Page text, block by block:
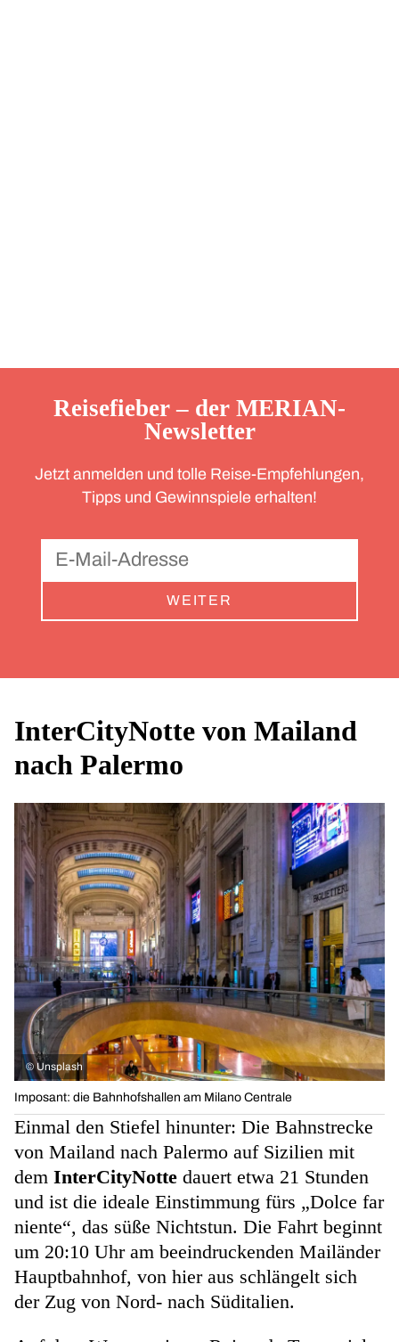
Reisefieber – der MERIAN-
Newsletter
Jetzt anmelden und tolle Reise-Empfehlungen,
Tipps und Gewinnspiele erhalten!
WEITER
InterCityNotte von Mailand
nach Palermo
© Unsplash
Imposant: die Bahnhofshallen am Milano Centrale
Einmal den Stiefel hinunter: Die Bahnstrecke
von Mailand nach Palermo auf Sizilien mit
dem InterCityNotte dauert etwa 21 Stunden
und ist die ideale Einstimmung fürs „Dolce far
niente“, das süße Nichtstun. Die Fahrt beginnt
um 20:10 Uhr am beeindruckenden Mailänder
Hauptbahnhof, von hier aus schlängelt sich
der Zug von Nord- nach Süditalien.